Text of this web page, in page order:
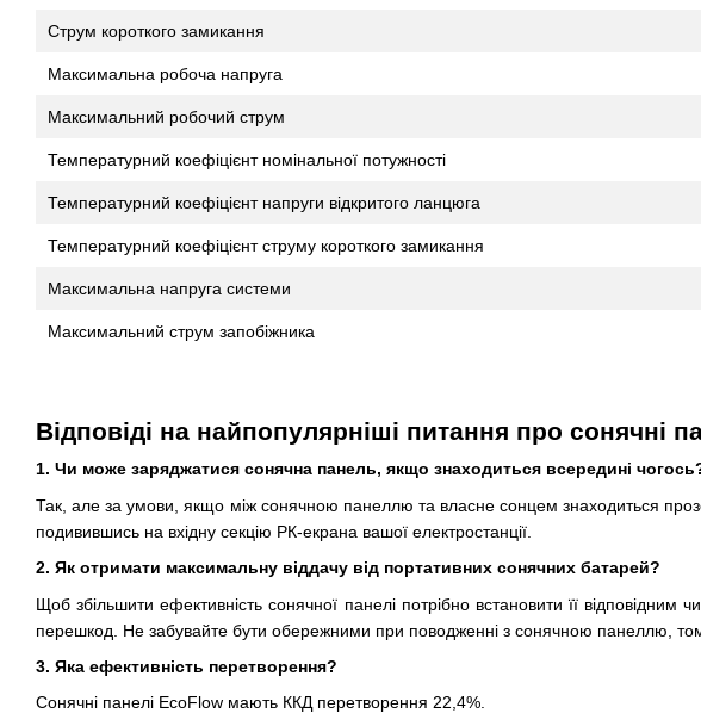
Струм короткого замикання
Максимальна робоча напруга
Максимальний робочий струм
Температурний коефіцієнт номінальної потужності
Температурний коефіцієнт напруги відкритого ланцюга
Температурний коефіцієнт струму короткого замикання
Максимальна напруга системи
Максимальний струм запобіжника
Відповіді на найпопулярніші питання про сонячні
1. Чи може заряджатися сонячна панель, якщо знаходиться всередині
Так, але за умови, якщо між сонячною панеллю та власне сонцем знаходиться
подивившись на вхідну секцію РК-екрана вашої електростанції.
2. Як отримати максимальну віддачу від портативних сонячних батарей?
Щоб збільшити ефективність сонячної панелі потрібно встановити її
перешкод. Не забувайте бути обережними при поводженні з сонячною панеллю,
3. Яка ефективність перетворення?
Сонячні панелі EcoFlow мають ККД перетворення 22,4%.